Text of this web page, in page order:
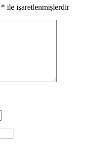
* ile işaretlenmişlerdir